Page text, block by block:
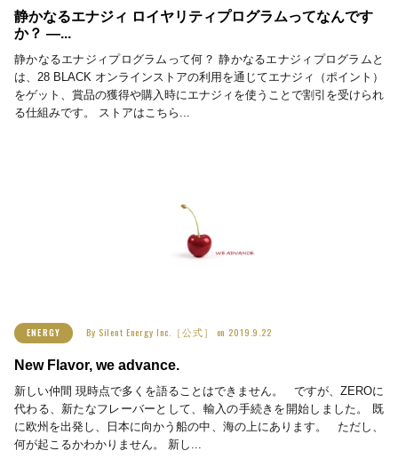
静かなるエナジィ ロイヤリティプログラムってなんです
か？ ―...
静かなるエナジィプログラムって何？ 静かなるエナジィプログラムと
は、28 BLACK オンラインストアの利用を通じてエナジィ（ポイント）
をゲット、賞品の獲得や購入時にエナジィを使うことで割引を受けられ
る仕組みです。 ストアはこちら...
ENERGY By Silent Energy Inc.［公式］ on 2019.9.22
New Flavor, we advance.
新しい仲間 現時点で多くを語ることはできません。 ですが、ZEROに
代わる、新たなフレーバーとして、輸入の手続きを開始しました。 既
に欧州を出発し、日本に向かう船の中、海の上にあります。 ただし、
何が起こるかわかりません。 新し...